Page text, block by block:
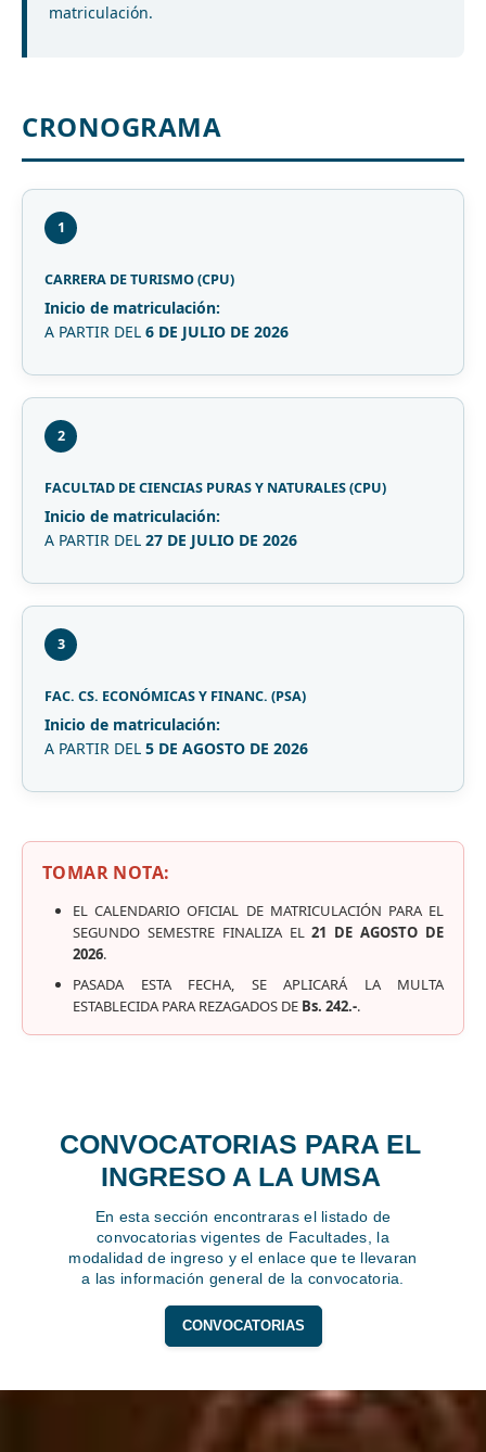
matriculación.
CRONOGRAMA
1
CARRERA DE TURISMO (CPU)
Inicio de matriculación:
A PARTIR DEL 6 DE JULIO DE 2026
2
FACULTAD DE CIENCIAS PURAS Y NATURALES (CPU)
Inicio de matriculación:
A PARTIR DEL 27 DE JULIO DE 2026
3
FAC. CS. ECONÓMICAS Y FINANC. (PSA)
Inicio de matriculación:
A PARTIR DEL 5 DE AGOSTO DE 2026
TOMAR NOTA:
EL CALENDARIO OFICIAL DE MATRICULACIÓN PARA EL
SEGUNDO SEMESTRE FINALIZA EL21 DE AGOSTO DE
2026.
PASADA ESTA FECHA, SE APLICARÁ LA MULTA
ESTABLECIDA PARA REZAGADOS DE Bs. 242.-.
CONVOCATORIAS PARA EL
INGRESO A LA UMSA
En esta sección encontraras el listado de
convocatorias vigentes de Facultades, la
modalidad de ingreso y el enlace que te llevaran
a las información general de la convocatoria.
CONVOCATORIAS